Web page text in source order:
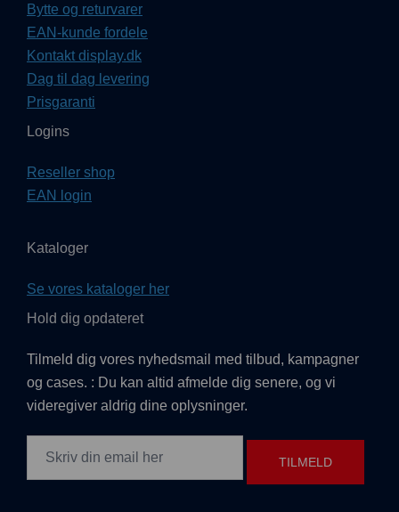
Bytte og returvarer
EAN-kunde fordele
Kontakt display.dk
Dag til dag levering
Prisgaranti
Logins
Reseller shop
EAN login
Kataloger
Se vores kataloger her
Hold dig opdateret
Tilmeld dig vores nyhedsmail med tilbud, kampagner
og cases. : Du kan altid afmelde dig senere, og vi
videregiver aldrig dine oplysninger.
TILMELD